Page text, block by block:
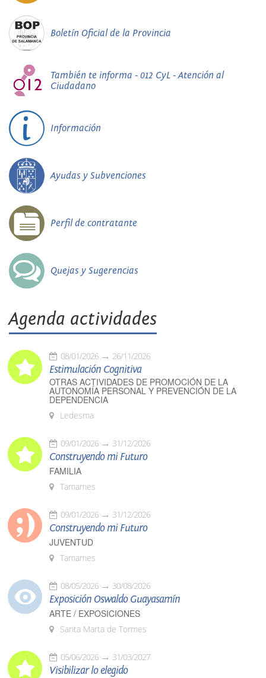
Boletín Oficial de la Provincia
También te informa - 012 CyL - Atención al
Ciudadano
Información
Ayudas y Subvenciones
Perfil de contratante
Quejas y Sugerencias
Agenda actividades
08/01/2026 26/11/2026
Estimulación Cognitiva
OTRAS ACTIVIDADES DE PROMOCIÓN DE LA
AUTONOMÍA PERSONAL Y PREVENCIÓN DE LA
DEPENDENCIA
Ledesma
09/01/2026 31/12/2026
Construyendo mi Futuro
FAMILIA
Tamames
09/01/2026 31/12/2026
Construyendo mi Futuro
JUVENTUD
Tamames
08/05/2026 30/08/2026
Exposición Oswaldo Guayasamín
ARTE / EXPOSICIONES
Santa Marta de Tormes
05/06/2026 31/03/2027
Visibilizar lo elegido